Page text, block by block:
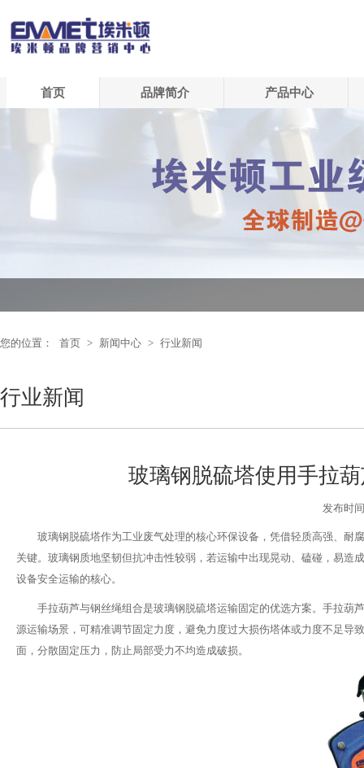
首页 品牌简介 产品中心
您的位置： 首页 > 新闻中心 > 行业新闻
行业新闻
玻璃钢脱硫塔使用手拉
发布时
玻璃钢脱硫塔作为工业废气处理的核心环保设备，凭借轻质高强、耐
关键。玻璃钢质地坚韧但抗冲击性较弱，若运输中出现晃动、磕碰，易
设备安全运输的核心。
手拉葫芦与钢丝绳组合是玻璃钢脱硫塔运输固定的优选方案。手拉葫
源运输场景，可精准调节固定力度，避免力度过大损伤塔体或力度不足
面，分散固定压力，防止局部受力不均造成破损。